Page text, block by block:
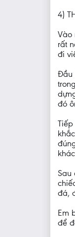
4)
Vào
rất
đi
Đầu
đó
Sau
đá,
Em
để